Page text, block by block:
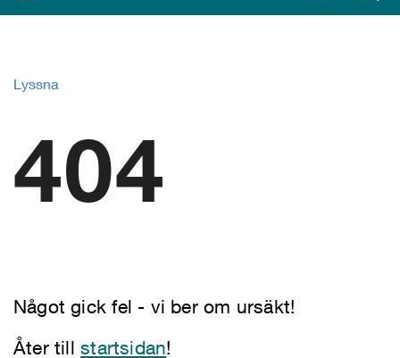
Lyssna
404
Något gick fel - vi ber om ursäkt!
Åter tillstartsidan!